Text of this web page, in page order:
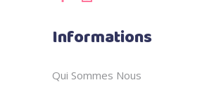
Informations
Qui Sommes Nous